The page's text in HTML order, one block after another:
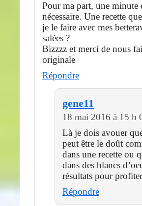
Pour ma part, une minute
nécessaire. Une recette
je le faire avec mes
salées ?
Bizzzz et merci de nous
originale
Répondre
gene11
18 mai 2016 à 15 h
Là je dois avouer
peut être le doût
dans une recette ou
dans des blancs
résultats pour
Répondre